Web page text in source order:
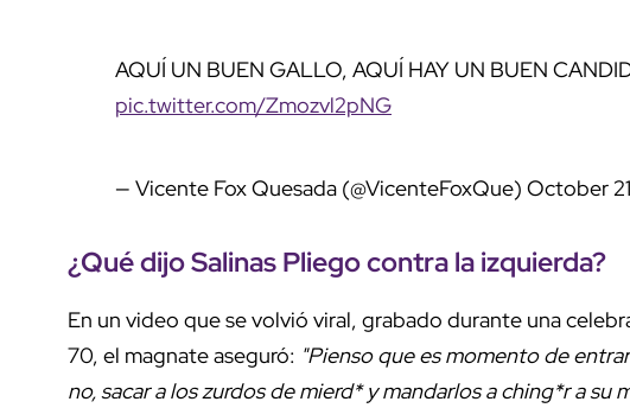
AQUÍ UN BUEN GALLO, AQUÍ HAY UN BUEN
pic.twitter.com/Zmozvl2pNG
— Vicente Fox Quesada (@VicenteFoxQue) October
¿Qué dijo Salinas Pliego contra la izquierda?
En un video que se volvió viral, grabado durante una
70, el magnate aseguró: "Pienso que es momento de
no, sacar a los zurdos de mierd* y mandarlos a ching*r a su